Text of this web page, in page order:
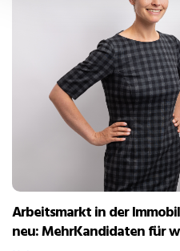
Arbeitsmarkt in der
neu: MehrKandidaten für